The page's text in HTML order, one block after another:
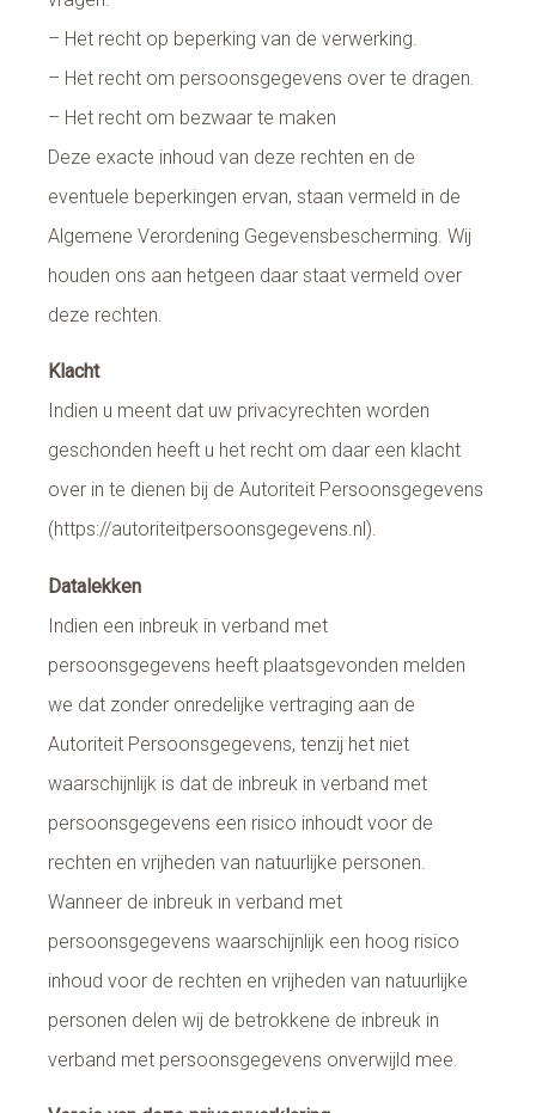
– Het recht op beperking van de verwerking.
– Het recht om persoonsgegevens over te dragen.
– Het recht om bezwaar te maken
Deze exacte inhoud van deze rechten en de
eventuele beperkingen ervan, staan vermeld in de
Algemene Verordening Gegevensbescherming. Wij
houden ons aan hetgeen daar staat vermeld over
deze rechten.
Klacht
Indien u meent dat uw privacyrechten worden
geschonden heeft u het recht om daar een klacht
over in te dienen bij de Autoriteit Persoonsgegevens
(https://autoriteitpersoonsgegevens.nl).
Datalekken
Indien een inbreuk in verband met
persoonsgegevens heeft plaatsgevonden melden
we dat zonder onredelijke vertraging aan de
Autoriteit Persoonsgegevens, tenzij het niet
waarschijnlijk is dat de inbreuk in verband met
persoonsgegevens een risico inhoudt voor de
rechten en vrijheden van natuurlijke personen.
Wanneer de inbreuk in verband met
persoonsgegevens waarschijnlijk een hoog risico
inhoud voor de rechten en vrijheden van natuurlijke
personen delen wij de betrokkene de inbreuk in
verband met persoonsgegevens onverwijld mee.